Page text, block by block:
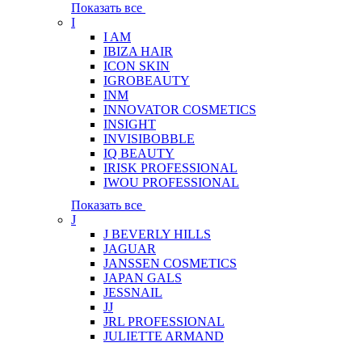
Показать все
I
I AM
IBIZA HAIR
ICON SKIN
IGROBEAUTY
INM
INNOVATOR COSMETICS
INSIGHT
INVISIBOBBLE
IQ BEAUTY
IRISK PROFESSIONAL
IWOU PROFESSIONAL
Показать все
J
J BEVERLY HILLS
JAGUAR
JANSSEN COSMETICS
JAPAN GALS
JESSNAIL
JJ
JRL PROFESSIONAL
JULIETTE ARMAND